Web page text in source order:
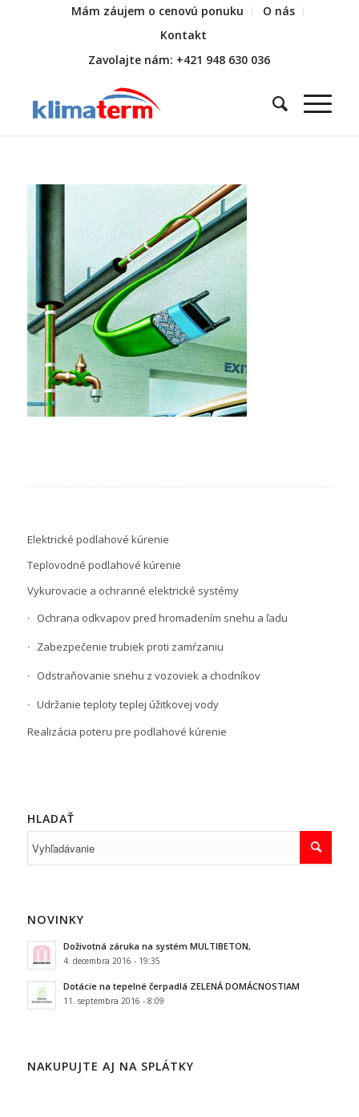
Mám záujem o cenovú ponuku
O nás
Kontakt
Zavolajte nám: +421 948 630 036
Elektrické podlahové kúrenie
Teplovodné podlahové kúrenie
Vykurovacie a ochranné elektrické systémy
Ochrana odkvapov pred hromadením snehu a ľadu
Zabezpečenie trubiek proti zamŕzaniu
Odstraňovanie snehu z vozoviek a chodníkov
Udržanie teploty teplej úžitkovej vody
Realizácia poteru pre podlahové kúrenie
HLADAŤ
NOVINKY
Doživotná záruka na systém MULTIBETON,
4. decembra 2016 - 19:35
Dotácie na tepelné čerpadlá ZELENÁ DOMÁCNOSTIAM
11. septembra 2016 - 8:09
NAKUPUJTE AJ NA SPLÁTKY